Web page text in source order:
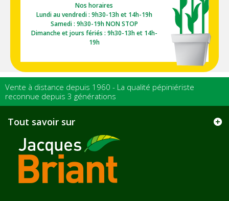
Nos horaires
Lundi au vendredi : 9h30-13h et 14h-19h
Samedi : 9h30-19h NON STOP
Dimanche et jours fériés : 9h30-13h et 14h-
19h
Vente à distance depuis 1960 - La qualité pépiniériste
reconnue depuis 3 générations
Tout savoir sur